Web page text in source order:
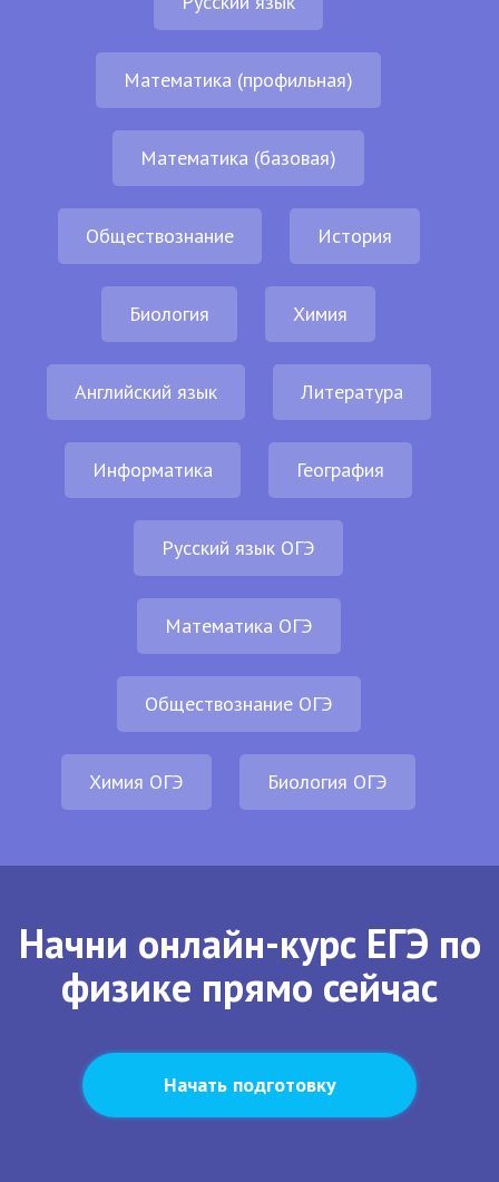
Математика (профильная)
Математика (базовая)
Обществознание История
Биология Химия
Английский язык Литература
Информатика География
Русский язык ОГЭ
Математика ОГЭ
Обществознание ОГЭ
Химия ОГЭ Биология ОГЭ
Начни онлайн-курс ЕГЭ по
физике прямо сейчас
Начать подготовку